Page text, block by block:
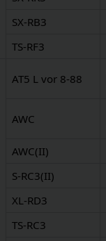
SX-RB3
TS-RF3
AT5 L vor 8-88
AWC
AWC(II)
S-RC3(II)
XL-RD3
TS-RC3